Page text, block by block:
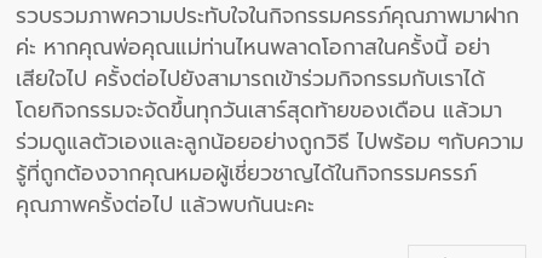
รวบรวมภาพความประทับใจในกิจกรรมครรภ์คุณภาพมาฝาก
ค่ะ หากคุณพ่อคุณแม่ท่านไหนพลาดโอกาสในครั้งนี้ อย่า
เสียใจไป ครั้งต่อไปยังสามารถเข้าร่วมกิจกรรมกับเราได้
โดยกิจกรรมจะจัดขึ้นทุกวันเสาร์สุดท้ายของเดือน แล้วมา
ร่วมดูแลตัวเองและลูกน้อยอย่างถูกวิธี ไปพร้อม ๆกับความ
รู้ที่ถูกต้องจากคุณหมอผู้เชี่ยวชาญได้ในกิจกรรมครรภ์
คุณภาพครั้งต่อไป แล้วพบกันนะคะ